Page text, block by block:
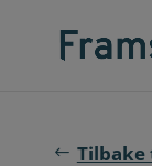
Tilbake